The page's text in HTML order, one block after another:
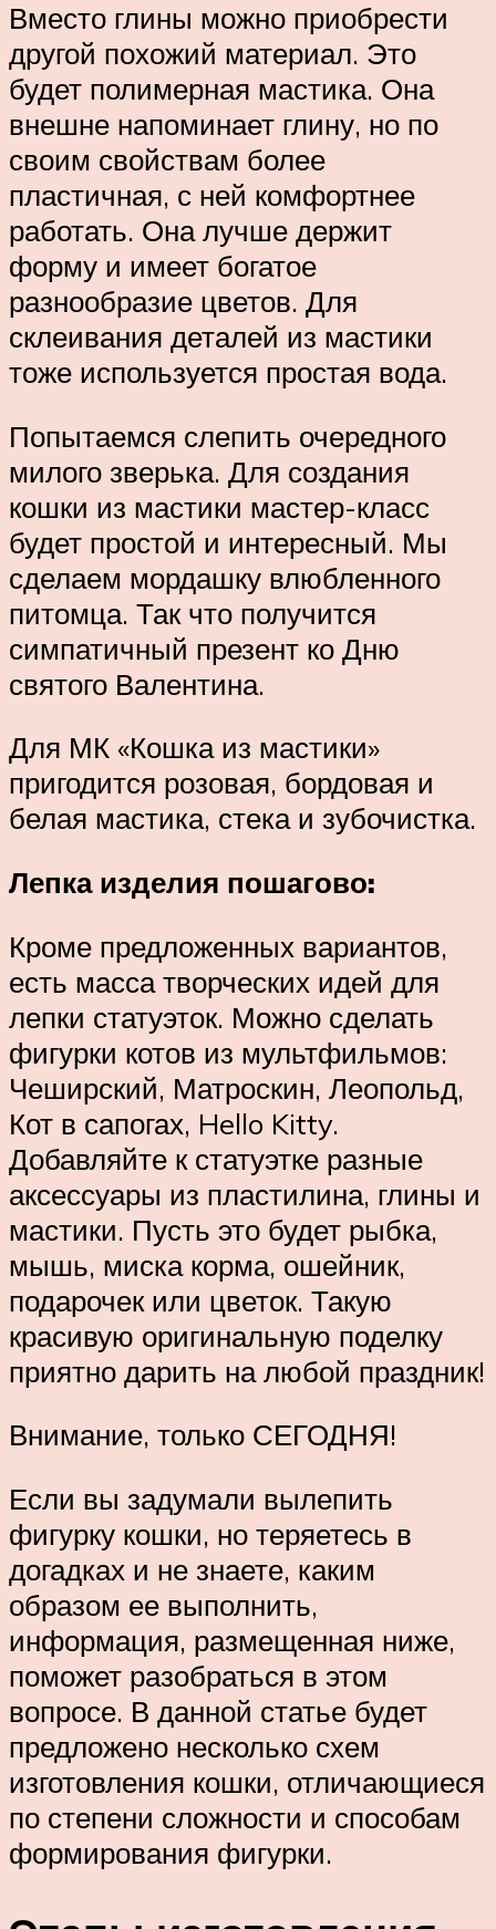
Вместо глины можно приобрести
другой похожий материал. Это
будет полимерная мастика. Она
внешне напоминает глину, но по
своим свойствам более
пластичная, с ней комфортнее
работать. Она лучше держит
форму и имеет богатое
разнообразие цветов. Для
склеивания деталей из мастики
тоже используется простая вода.
Попытаемся слепить очередного
милого зверька. Для создания
кошки из мастики мастер-класс
будет простой и интересный. Мы
сделаем мордашку влюбленного
питомца. Так что получится
симпатичный презент ко Дню
святого Валентина.
Для МК «Кошка из мастики»
пригодится розовая, бордовая и
белая мастика, стека и зубочистка.
Лепка изделия пошагово:
Кроме предложенных вариантов,
есть масса творческих идей для
лепки статуэток. Можно сделать
фигурки котов из мультфильмов:
Чеширский, Матроскин, Леопольд,
Кот в сапогах, Hello Kitty.
Добавляйте к статуэтке разные
аксессуары из пластилина, глины и
мастики. Пусть это будет рыбка,
мышь, миска корма, ошейник,
подарочек или цветок. Такую
красивую оригинальную поделку
приятно дарить на любой праздник!
Внимание, только СЕГОДНЯ!
Если вы задумали вылепить
фигурку кошки, но теряетесь в
догадках и не знаете, каким
образом ее выполнить,
информация, размещенная ниже,
поможет разобраться в этом
вопросе. В данной статье будет
предложено несколько схем
изготовления кошки, отличающиеся
по степени сложности и способам
формирования фигурки.